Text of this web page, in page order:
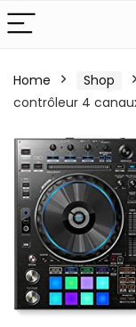
Home Shop
contrôleur 4